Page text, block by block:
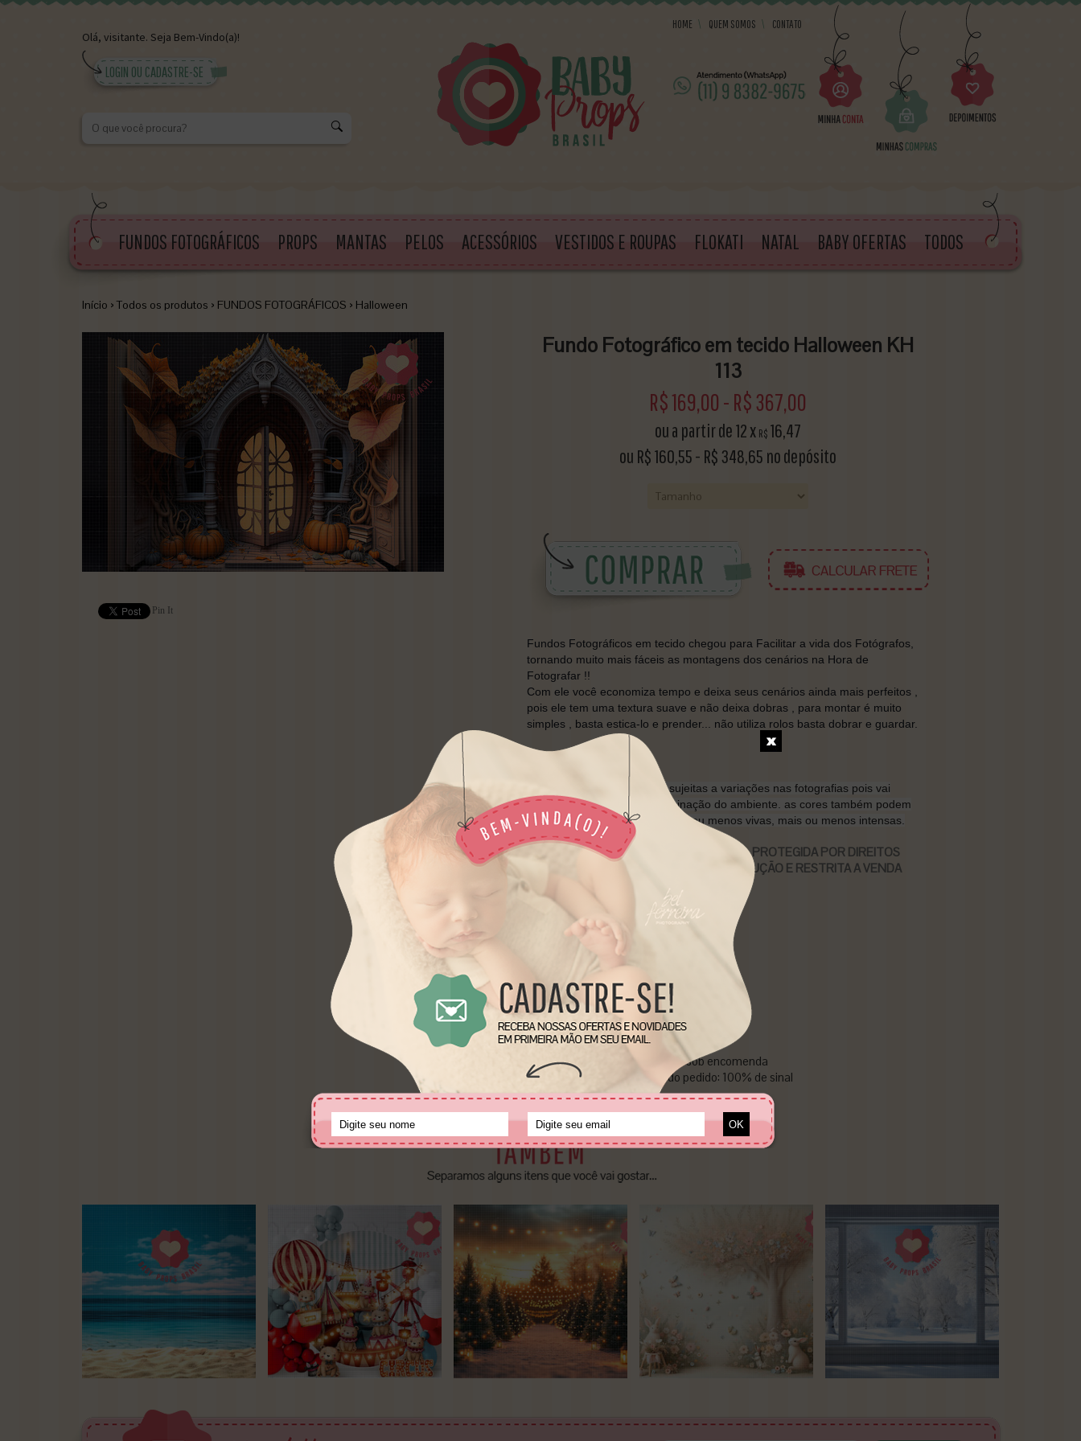
Olá, visitante. Seja Bem-Vindo(a)!
LOGIN OU CADASTRE-SE
K
HOME \ QUEM SOMOS \ CONTATO
FUNDOS FOTOGRÁFICOS PROPS MANTAS PELOS ACESSÓRIOS VESTIDOS E ROUPAS FLOKATI NATAL BABY OFERTAS TODOS
Início › Todos os produtos › FUNDOS FOTOGRÁFICOS › Halloween
Pin It
Fundo Fotográfico em tecido Halloween KH
113
R$169,00 - R$ 367,00
ou a partir de12x R$ 16,47
ou R$160,55- R$ 348,65 no depósito
Fundos Fotográficos em tecido chegou para Facilitar a vida dos Fotógrafos,
tornando muito mais fáceis as montagens dos cenários na Hora de
Fotografar !!
Com ele você economiza tempo e deixa seus cenários ainda mais perfeitos ,
pois ele tem uma textura suave e não deixa dobras , para montar é muito
simples , basta estica-lo e prender... não utiliza rolos basta dobrar e guardar.
*As cores dos fundos estão sujeitas a variações nas fotografias pois vai
depender da camera, da iluminação do ambiente. as cores também podem
dar a impressão de serem mais ou menos vivas, mais ou menos intensas.
**ARTE EXCLUSIVA BABY PROPS BRASIL, PROTEGIDA POR DIREITOS
AUTORAIS. PROIBIDA CÓPIA OU REPRODUÇÃO E RESTRITA A VENDA
PARA ARIQUEMES-RO *
• Prazo para postagem:5 dias úteis
• Código do produto: 94E113
• Disponibilidade: produto feito sob encomenda
• Pagamento no momento do pedido: 100% de sinal